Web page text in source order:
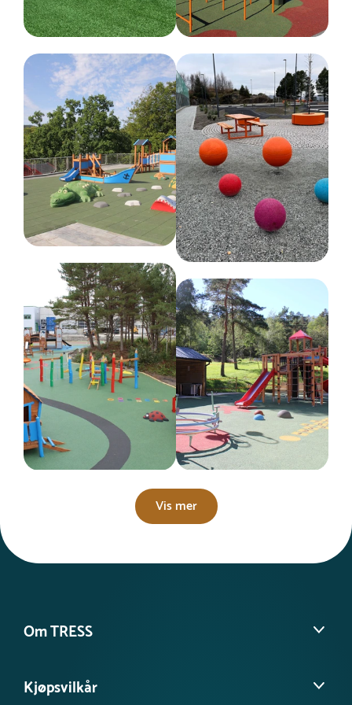
Anbefalt alder
1-6 år
Farge
Forskjellige farger
Vis mer
Om TRESS
Kontakt kundeservice
Kjøpsvilkår